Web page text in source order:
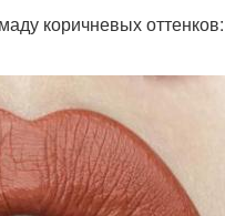
коричневых